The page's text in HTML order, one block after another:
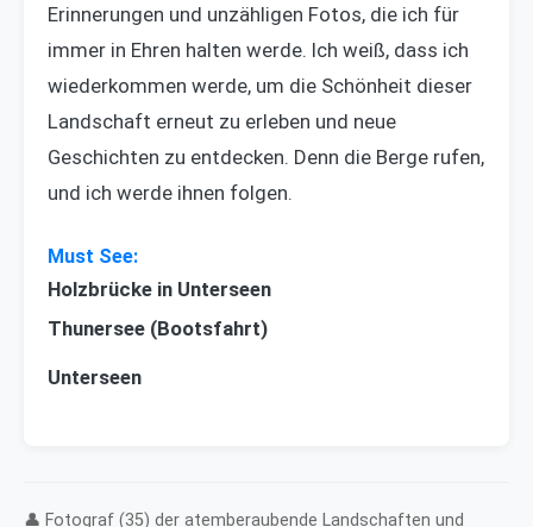
Erinnerungen und unzähligen Fotos, die ich für
immer in Ehren halten werde. Ich weiß, dass ich
wiederkommen werde, um die Schönheit dieser
Landschaft erneut zu erleben und neue
Geschichten zu entdecken. Denn die Berge rufen,
und ich werde ihnen folgen.
Holzbrücke in Unterseen
Thunersee (Bootsfahrt)
Unterseen
👤 Fotograf (35) der atemberaubende Landschaften und